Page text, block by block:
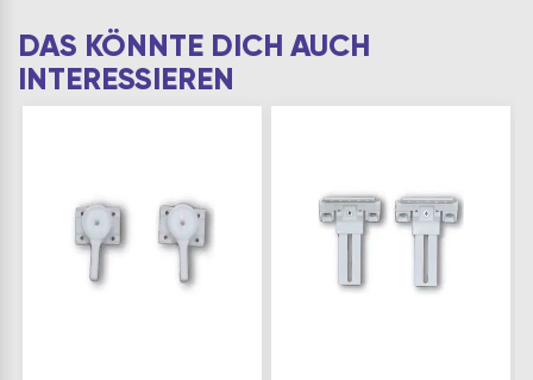
DAS KÖNNTE DICH AUCH
INTERESSIEREN